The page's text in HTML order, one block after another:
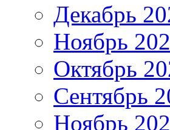
Декабрь
Ноябрь
Октябрь
Сентябрь
Ноябрь